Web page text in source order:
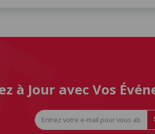
à Jour avec Vos